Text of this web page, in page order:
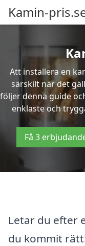
Kamin-
Att installera en
särskilt när det
följer denna guide
enklaste och
Få 3
Letar du efter
du kommit